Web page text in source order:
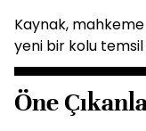
Kaynak, mahkeme
yeni bir kolu
Öne